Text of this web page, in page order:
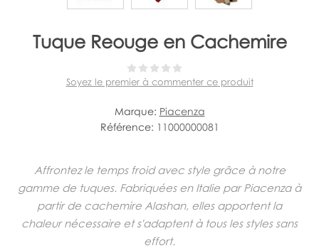
Tuque Reouge en Cachemire
Soyez le premier à commenter ce produit
Marque: Piacenza
Référence: 11000000081
Affrontez le temps froid avec style grâce à notre
gamme de tuques. Fabriquées en Italie par Piacenza à
partir de cachemire Alashan, elles apportent la
chaleur nécessaire et s'adaptent à tous les styles sans
effort.